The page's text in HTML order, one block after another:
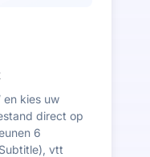
en kies uw
direct op
6
vtt